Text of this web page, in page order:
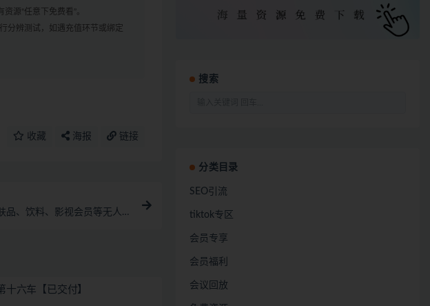
源“任意下免费看”。
分辨测试，如遇充值环节或绑定
收藏 海报 链接
品、饮料、影视会员等无人
十六车【已交付】
搜索
分类目录
SEO引流
tiktok专区
会员专享
会员福利
会议回放